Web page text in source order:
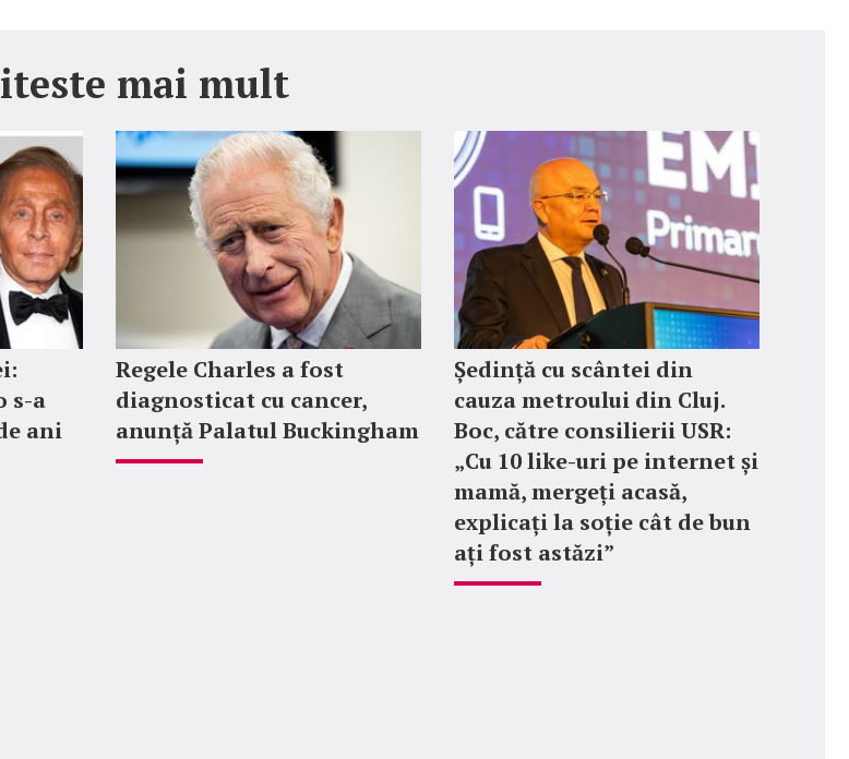
mai mult
s-a
ani
Regele Charles a fost
diagnosticat cu cancer,
anunță Palatul Buckingham
Ședință cu scântei din
cauza metroului din Cluj.
Boc, către consilierii USR:
„Cu 10 like-uri pe internet și
mamă, mergeți acasă,
explicați la soție cât de bun
ați fost astăzi”